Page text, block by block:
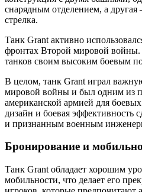
снарядным отделением, а другая
стрелка.
Танк Grant активно
фронтах Второй мировой войны.
танков своим высоким боевым
В целом, танк Grant играл
мировой войны и был одним из
американской армией для
дизайн и боевая эффективность
и признанным военным
Бронирование и
Танк Grant обладает хорошим
мобильности, что делает его